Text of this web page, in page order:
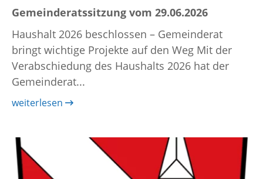
Gemeinderatssitzung vom 29.06.2026
Haushalt 2026 beschlossen – Gemeinderat
bringt wichtige Projekte auf den Weg Mit der
Verabschiedung des Haushalts 2026 hat der
Gemeinderat...
weiterlesen